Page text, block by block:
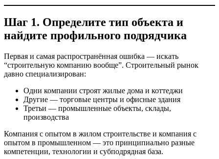
Шаг 1. Определите тип объекта и
найдите профильного подрядчика
Первая и самая распространённая ошибка — искать
“строительную компанию вообще”. Строительный рынок
давно специализирован:
Одни компании строят жилые дома и коттеджи
Другие — торговые центры и офисные здания
Третьи — промышленные объекты, склады,
производства
Компания с опытом в жилом строительстве и компания с
опытом в промышленном — это принципиально разные
компетенции, технологии и субподрядная база.